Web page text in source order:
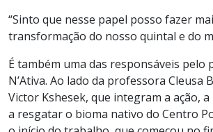
“Sinto que nesse papel posso fazer
transformação do nosso quintal e do
É também uma das responsáveis pelo
N’Ativa. Ao lado da professora Cleusa
Victor Kshesek, que integram a ação,
a resgatar o bioma nativo do Centro